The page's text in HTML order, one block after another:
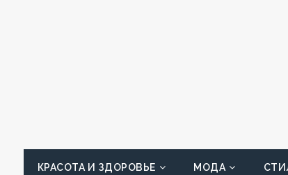
КРАСОТА И ЗДОРОВЬЕ МОДА